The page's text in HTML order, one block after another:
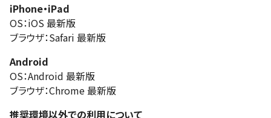
iPhone・iPad
OS：iOS 最新版
ブラウザ：Safari 最新版
Android
OS：Android 最新版
ブラウザ：Chrome 最新版
推奨環境以外での利用について